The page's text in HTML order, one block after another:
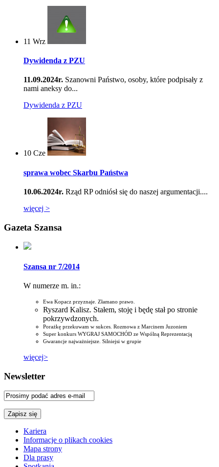
11 Wrz
Dywidenda z PZU
11.09.2024r. Szanowni Państwo, osoby, które podpisały z
nami aneksy do...
Dywidenda z PZU
10 Cze
sprawa wobec Skarbu Państwa
10.06.2024r. Rząd RP odniósł się do naszej argumentacji....
więcej >
Gazeta Szansa
Szansa nr 7/2014
W numerze m. in.:
Ewa Kopacz przyznaje. Złamano prawo.
Ryszard Kalisz. Stałem, stoję i będę stał po stronie
pokrzywdzonych.
Porażkę przekuwam w sukces. Rozmowa z Marcinem Juzoniem
Super konkurs WYGRAJ SAMOCHÓD ze Wspólną Reprezentacją
Gwarancje najważniejsze. Silniejsi w grupie
więcej>
Newsletter
Kariera
Informacje o plikach cookies
Mapa strony
Dla prasy